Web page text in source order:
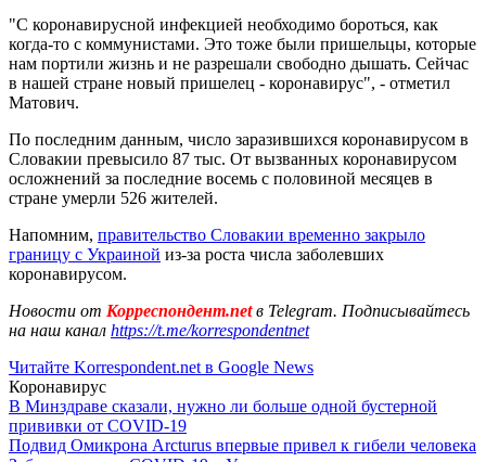
"С коронавирусной инфекцией необходимо бороться, как
когда-то с коммунистами. Это тоже были пришельцы, которые
нам портили жизнь и не разрешали свободно дышать. Сейчас
в нашей стране новый пришелец - коронавирус", - отметил
Матович.
По последним данным, число заразившихся коронавирусом в
Словакии превысило 87 тыс. От вызванных коронавирусом
осложнений за последние восемь с половиной месяцев в
стране умерли 526 жителей.
Напомним, правительство Словакии временно закрыло
границу с Украиной из-за роста числа заболевших
коронавирусом.
Новости от Корреспондент.netв Telegram. Подписывайтесь
на наш канал https://t.me/korrespondentnet
Читайте Korrespondent.net в Google News
Коронавирус
В Минздраве сказали, нужно ли больше одной бустерной
прививки от COVID-19
Подвид Омикрона Arcturus впервые привел к гибели человека